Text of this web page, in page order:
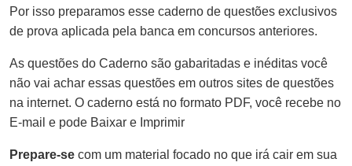
Por isso preparamos esse caderno de questões exclusivos
de prova aplicada pela banca em concursos anteriores.
As questões do Caderno são gabaritadas e inéditas você
não vai achar essas questões em outros sites de questões
na internet. O caderno está no formato PDF, você recebe no
E-mail e pode Baixar e Imprimir
Prepare-se com um material focado no que irá cair em sua